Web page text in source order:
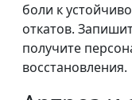
боли к
откатов.
получите
восстановления.